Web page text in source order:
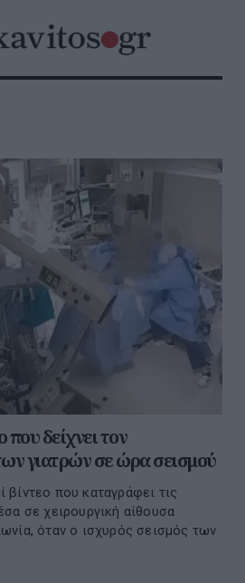
που δείχνει τον
γιατρών σε ώρα σεισμού
βίντεο που καταγράφει τις
σε χειρουργική αίθουσα
όταν ο ισχυρός σεισμός των